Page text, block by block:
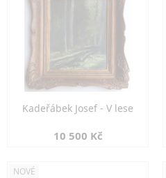
Kadeřábek Josef - V lese
10 500 Kč
NOVÉ